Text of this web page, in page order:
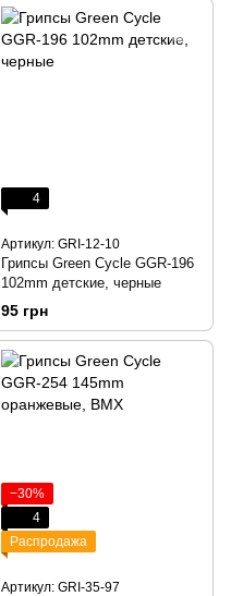
4
Артикул: GRI-12-10
Грипсы Green Cycle GGR-196
102mm детские, черные
95 грн
−30%
4
Распродажа
Артикул: GRI-35-97